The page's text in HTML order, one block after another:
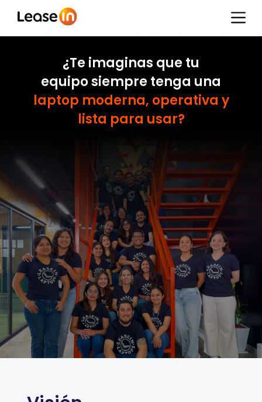
¿Te imaginas que tu
equipo siempre tenga una
laptop moderna, operativa y
lista para usar?